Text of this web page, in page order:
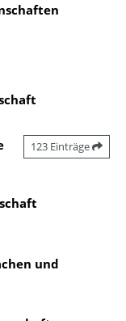
123 Einträge
und